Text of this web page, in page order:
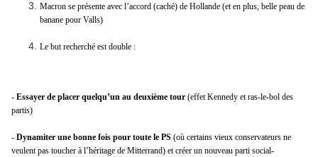
Macron se présente avec l’accord (caché) de Hollande (et en plus, belle peau de
banane pour Valls)
Le but recherché est double :
- Essayer de placer quelqu’un au deuxième tour (effet Kennedy et ras-le-bol des
partis)
- Dynamiter une bonne fois pour toute le PS (où certains vieux conservateurs ne
veulent pas toucher à l’héritage de Mitterrand) et créer un nouveau parti social-